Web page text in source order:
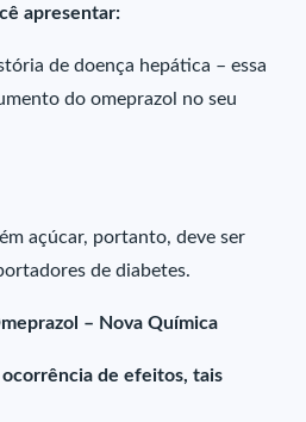
apresentar:
de doença hepática – essa
do omeprazol no seu
açúcar, portanto, deve ser
de diabetes.
– Nova Química
ocorrência de efeitos, tais